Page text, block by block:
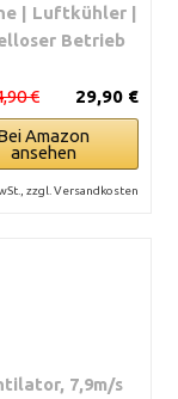
| Luftkühler |
Betrieb
29,90 €
€
Amazon
ansehen
zzgl. Versandkosten
7,9m/s